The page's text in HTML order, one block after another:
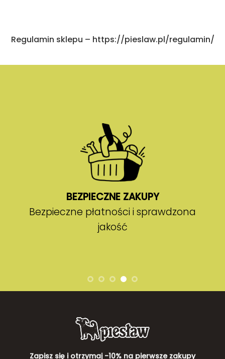
Regulamin sklepu – https://pieslaw.pl/regulamin/
BEZPIECZNE ZAKUPY
Bezpieczne płatności i sprawdzona
jakość
Zapisz się i otrzymaj -10% na pierwsze zakupy